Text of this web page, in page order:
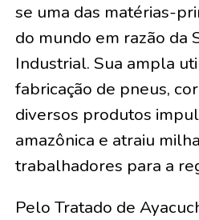
se uma das matérias-
do mundo em razão da
Industrial. Sua ampla
fabricação de pneus,
diversos produtos
amazônica e atraiu
trabalhadores para a
Pelo Tratado de